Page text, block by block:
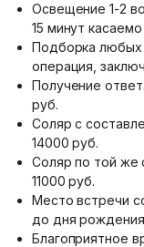
Освещение 1-2
15 минут
Подборка любых
операция,
Получение
руб.
Соляр с
14000 руб.
Соляр по той же
11000 руб.
Место встречи
до дня
Благоприятное